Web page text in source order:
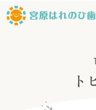
ト